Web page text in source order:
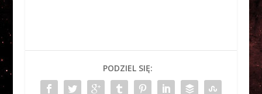
PODZIEL SIĘ: